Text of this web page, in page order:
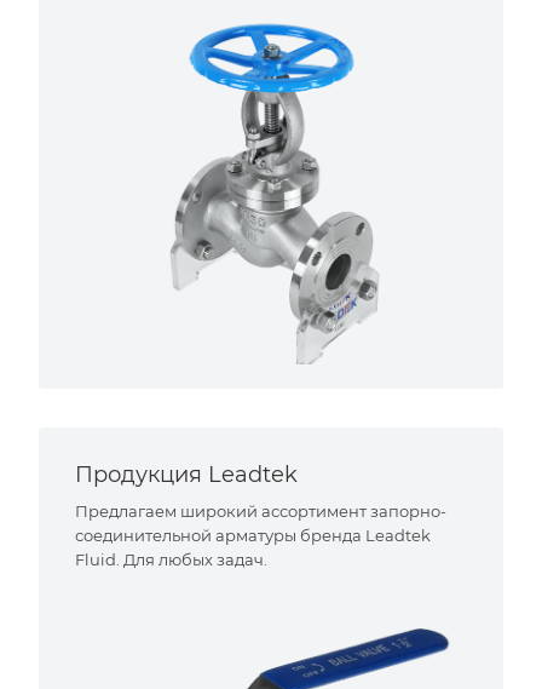
Продукция Leadtek
Предлагаем широкий ассортимент запорно-
соединительной арматуры бренда Leadtek
Fluid. Для любых задач.